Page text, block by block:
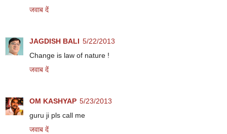
जवाब दें
JAGDISH BALI 5/22/2013
Change is law of nature !
जवाब दें
OM KASHYAP 5/23/2013
guru ji pls call me
जवाब दें